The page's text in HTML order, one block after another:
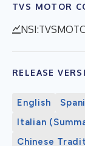
TVS MOTOR
RELEASE
English
Italian
Chinese